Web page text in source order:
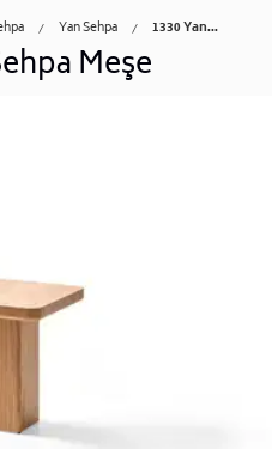
Yan Sehpa 1330 Yan...
Meşe